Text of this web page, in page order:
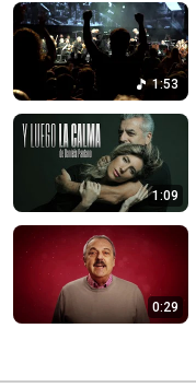
1:53
1:09
0:29